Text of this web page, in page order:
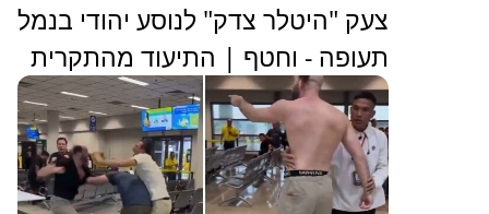
צעק "היטלר צדק" לנוסע יהודי בנמל
תעופה - וחטף | התיעוד מהתקרית